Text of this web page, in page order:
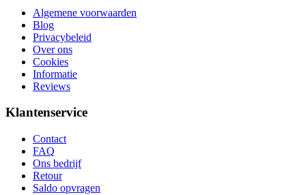
Algemene voorwaarden
Blog
Privacybeleid
Over ons
Cookies
Informatie
Reviews
Klantenservice
Contact
FAQ
Ons bedrijf
Retour
Saldo opvragen